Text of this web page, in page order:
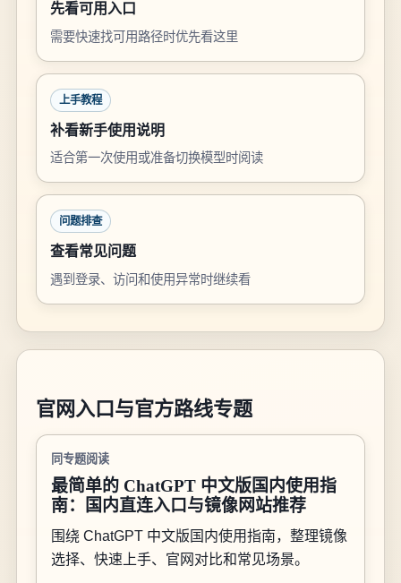
先看可用入口
需要快速找可用路径时优先看这里
上手教程
补看新手使用说明
适合第一次使用或准备切换模型时阅读
问题排查
查看常见问题
遇到登录、访问和使用异常时继续看
官网入口与官方路线专题
同专题阅读
最简单的 ChatGPT 中文版国内使用指
南：国内直连入口与镜像网站推荐
围绕 ChatGPT 中文版国内使用指南，整理镜像
选择、快速上手、官网对比和常见场景。